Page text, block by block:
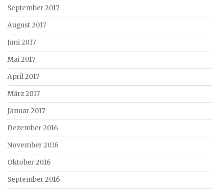
September 2017
August 2017
Juni 2017
Mai 2017
April 2017
März 2017
Januar 2017
Dezember 2016
November 2016
Oktober 2016
September 2016